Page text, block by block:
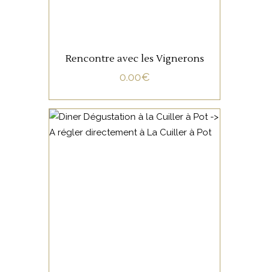
Rencontre avec les Vignerons
0.00€